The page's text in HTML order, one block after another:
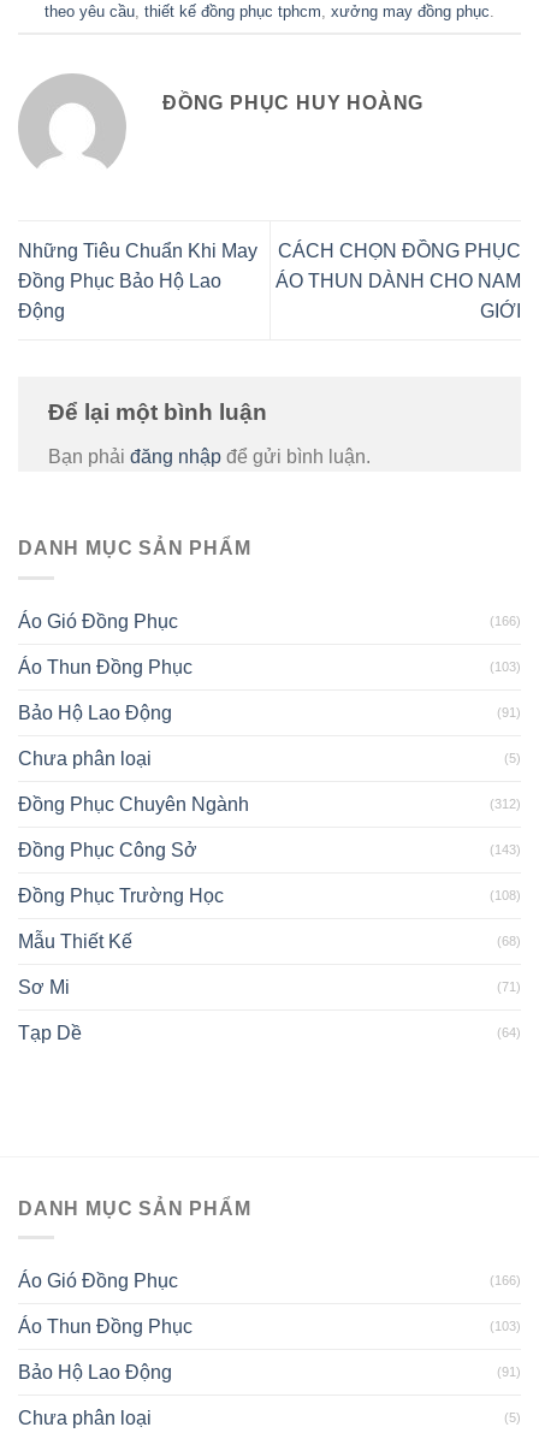
theo yêu cầu thiết kế đồng phục tphcm xưởng may đồng phục
ĐỒNG PHỤC HUY HOÀNG
Những Tiêu Chuẩn Khi May
Đồng Phục Bảo Hộ Lao
Động
CÁCH CHỌN ĐỒNG PHỤC
ÁO THUN DÀNH CHO NAM
GIỚI
Để lại một bình luận
Bạn phải đăng nhập để gửi bình luận.
DANH MỤC SẢN PHẨM
Áo Gió Đồng Phục (166)
Áo Thun Đồng Phục (103)
Bảo Hộ Lao Động (91)
Chưa phân loại (5)
Đồng Phục Chuyên Ngành (312)
Đồng Phục Công Sở (143)
Đồng Phục Trường Học (108)
Mẫu Thiết Kế (68)
Sơ Mi (71)
Tạp Dề (64)
DANH MỤC SẢN PHẨM
Áo Gió Đồng Phục (166)
Áo Thun Đồng Phục (103)
Bảo Hộ Lao Động (91)
Chưa phân loại (5)